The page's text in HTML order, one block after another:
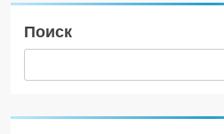
Поиск